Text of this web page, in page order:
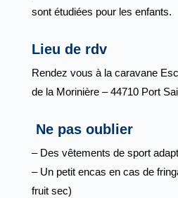
sont étudiées pour les enfants.
Lieu de rdv
Rendez vous à la caravane
de la Morinière – 44710 Port
Ne pas oublier
– Des vêtements de sport
– Un petit encas en cas de
fruit sec)